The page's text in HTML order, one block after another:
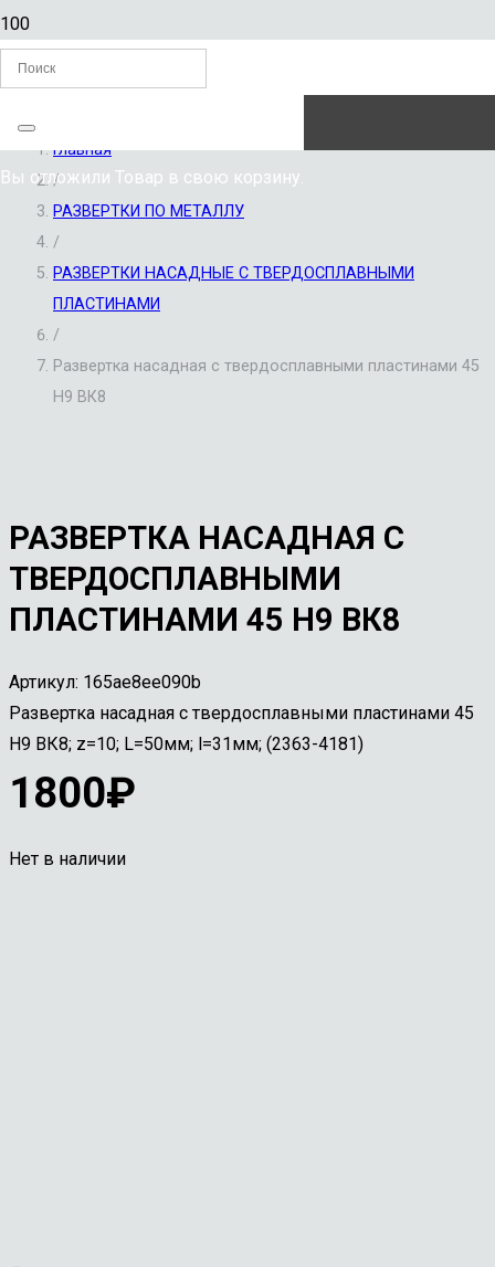
ЗАКАЗАТЬ ЗВОНОК
Вы отложили Товар в свою корзину.
Главная
/
РАЗВЕРТКИ ПО МЕТАЛЛУ
/
РАЗВЕРТКИ НАСАДНЫЕ С ТВЕРДОСПЛАВНЫМИ
ПЛАСТИНАМИ
/
Развертка насадная с твердосплавными пластинами 45
Н9 ВК8
РАЗВЕРТКА НАСАДНАЯ С
ТВЕРДОСПЛАВНЫМИ
ПЛАСТИНАМИ 45 Н9 ВК8
Артикул: 165ae8ee090b
Развертка насадная с твердосплавными пластинами 45
Н9 ВК8; z=10; L=50мм; l=31мм; (2363-4181)
1800₽
Нет в наличии